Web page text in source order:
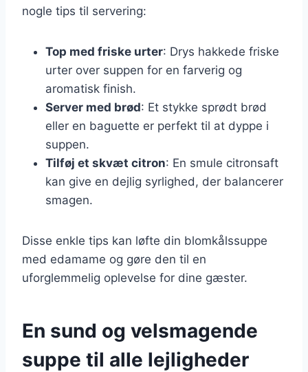
nogle tips til servering:
Top med friske urter: Drys hakkede friske
urter over suppen for en farverig og
aromatisk finish.
Server med brød: Et stykke sprødt brød
eller en baguette er perfekt til at dyppe i
suppen.
Tilføj et skvæt citron: En smule citronsaft
kan give en dejlig syrlighed, der balancerer
smagen.
Disse enkle tips kan løfte din blomkålssuppe
med edamame og gøre den til en
uforglemmelig oplevelse for dine gæster.
En sund og velsmagende
suppe til alle lejligheder